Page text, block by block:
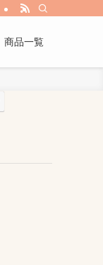
商品一覧